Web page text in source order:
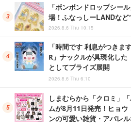
「ボンボンドロップシー
場！ふなっしーLANDなど
2026.8.6 Thu 10:15
「時間です 利息がつきま
R」ナックルが具現化し
としてプライズ展開
2026.8.6 Thu 6:10
しまむらから「クロミ」
ムが8月11日発売！ヒョ
ンの可愛い雑貨・アパレ